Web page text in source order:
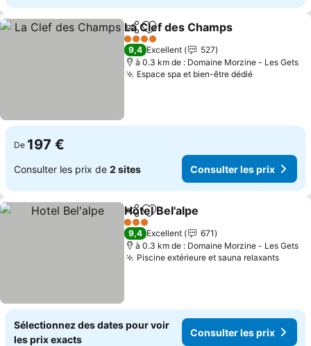
PartagerAjouter à mes favoris
La Clef des Champs
4 Étoiles
9,4 Excellent
527
à 0.3 km de : Domaine Morzine - Les Gets
Espace spa et bien-être dédié
De 197 €
Consulter les prix de 2 sites Consulter les prix
PartagerAjouter à mes favoris
Hotel Bel'alpe
3 Étoiles
9,4 Excellent
671
à 0.3 km de : Domaine Morzine - Les Gets
Piscine extérieure et sauna relaxants
Sélectionnez des dates pour voir
les prix exacts
Consulter les prix